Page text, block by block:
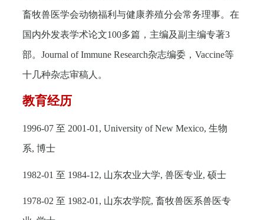
畜牧兽医学会动物福利与健康养殖分会常务理事。在
国内外发表学术论文100多篇，主编及副主编专著3
部。 Journal of Immune Research杂志编委， Vaccine等
十几种杂志审稿人。
教育经历
1996-07 至 2001-01, University of New Mexico, 生物
系, 博士
1982-01 至 1984-12, 山东农业大学, 兽医专业, 硕士
1978-02 至 1982-01, 山东农学院, 畜牧兽医系兽医专